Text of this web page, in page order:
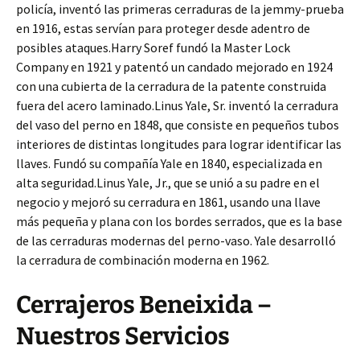
policía, inventó las primeras cerraduras de la jemmy-prueba
en 1916, estas servían para proteger desde adentro de
posibles ataques.Harry Soref fundó la Master Lock
Company en 1921 y patentó un candado mejorado en 1924
con una cubierta de la cerradura de la patente construida
fuera del acero laminado.Linus Yale, Sr. inventó la cerradura
del vaso del perno en 1848, que consiste en pequeños tubos
interiores de distintas longitudes para lograr identificar las
llaves. Fundó su compañía Yale en 1840, especializada en
alta seguridad.Linus Yale, Jr., que se unió a su padre en el
negocio y mejoró su cerradura en 1861, usando una llave
más pequeña y plana con los bordes serrados, que es la base
de las cerraduras modernas del perno-vaso. Yale desarrolló
la cerradura de combinación moderna en 1962.
Cerrajeros Beneixida –
Nuestros Servicios